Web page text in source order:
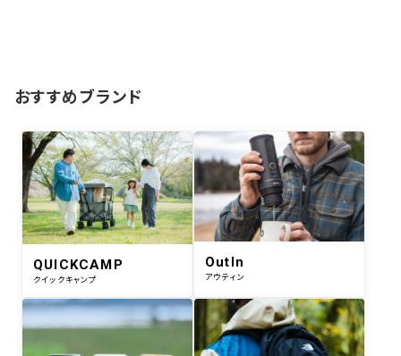
おすすめブランド
QUICKCAMP
クイックキャンプ
OutIn
アウティン